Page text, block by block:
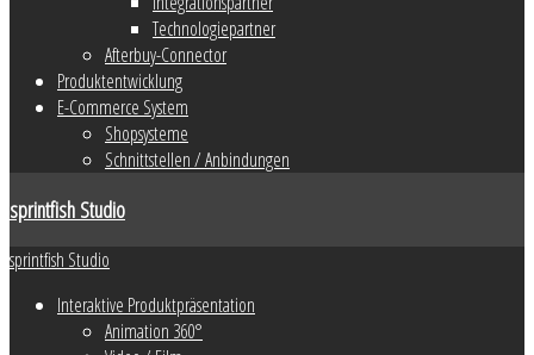
Technologiepartner
Afterbuy-Connector
Produktentwicklung
E-Commerce System
Shopsysteme
Schnittstellen / Anbindungen
sprintfish Studio
sprintfish Studio
Interaktive Produktpräsentation
Animation 360°